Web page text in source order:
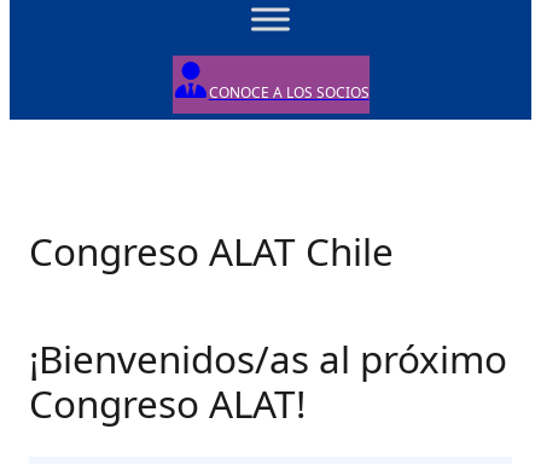
CONOCE A LOS SOCIOS
Congreso ALAT Chile
¡Bienvenidos/as al próximo
Congreso ALAT!